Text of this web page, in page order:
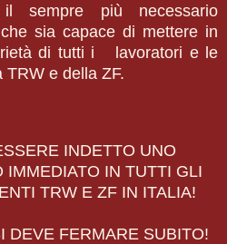
sempre più necessario
sia capace di mettere in
di tutti i lavoratori e le
TRW e della ZF.
INDETTO UNO
IMMEDIATO IN TUTTI GLI
TRW E ZF IN ITALIA!
DEVE FERMARE SUBITO!